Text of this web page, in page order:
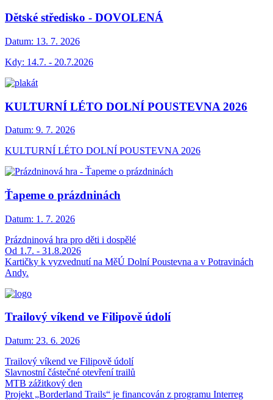
Dětské středisko - DOVOLENÁ
Datum: 13. 7. 2026
Kdy: 14.7. - 20.7.2026
KULTURNÍ LÉTO DOLNÍ POUSTEVNA 2026
Datum: 9. 7. 2026
KULTURNÍ LÉTO DOLNÍ POUSTEVNA 2026
Ťapeme o prázdninách
Datum: 1. 7. 2026
Prázdninová hra pro děti i dospělé
Od 1.7. - 31.8.2026
Kartičky k vyzvednutí na MěÚ Dolní Poustevna a v Potravinách
Andy.
Trailový víkend ve Filipově údolí
Datum: 23. 6. 2026
Trailový víkend ve Filipově údolí
Slavnostní částečné otevření trailů
MTB zážitkový den
Projekt „Borderland Trails“ je financován z programu Interreg